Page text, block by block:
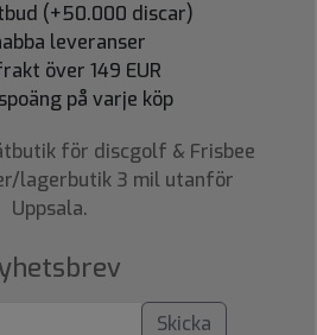
(+50.000 discar)
leveranser
över 149 EUR
på varje köp
för discgolf & Frisbee
lagerbutik 3 mil utanför
Uppsala.
Skicka